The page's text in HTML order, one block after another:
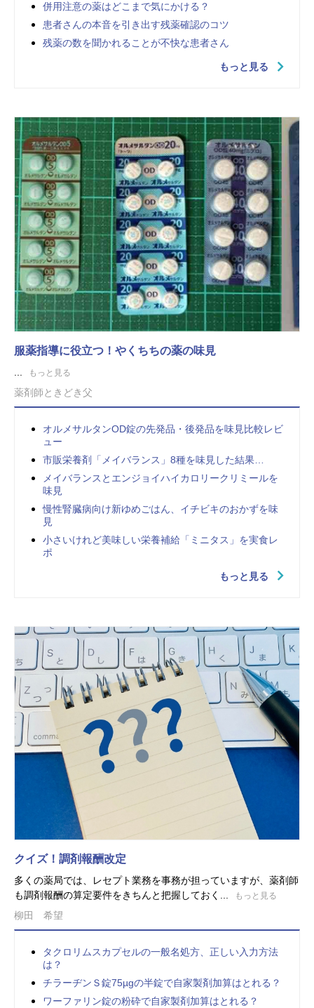
併用注意の薬はどこまで気にかける？
患者さんの本音を引き出す残薬確認のコツ
残薬の数を聞かれることが不快な患者さん
もっと見る
服薬指導に役立つ！やくちちの薬の味見
もっと見る
薬剤師ときどき父
オルメサルタンOD錠の先発品・後発品を味見比較レビ
ュー
市販栄養剤「メイバランス」8種を味見した結果…
メイバランスとエンジョイハイカロリークリミールを
味見
慢性腎臓病向け新ゆめごはん、イチビキのおかずを味
見
小さいけれど美味しい栄養補給「ミニタス」を実食レ
ポ
もっと見る
クイズ！調剤報酬改定
多くの薬局では、レセプト業務を事務が担っていますが、薬剤師
も調剤報酬の算定要件をきちんと把握しておく...
もっと見る
柳田 希望
タクロリムスカプセルの一般名処方、正しい入力方法
は？
チラーヂンＳ錠75µgの半錠で自家製剤加算はとれる？
ワーファリン錠の粉砕で自家製剤加算はとれる？